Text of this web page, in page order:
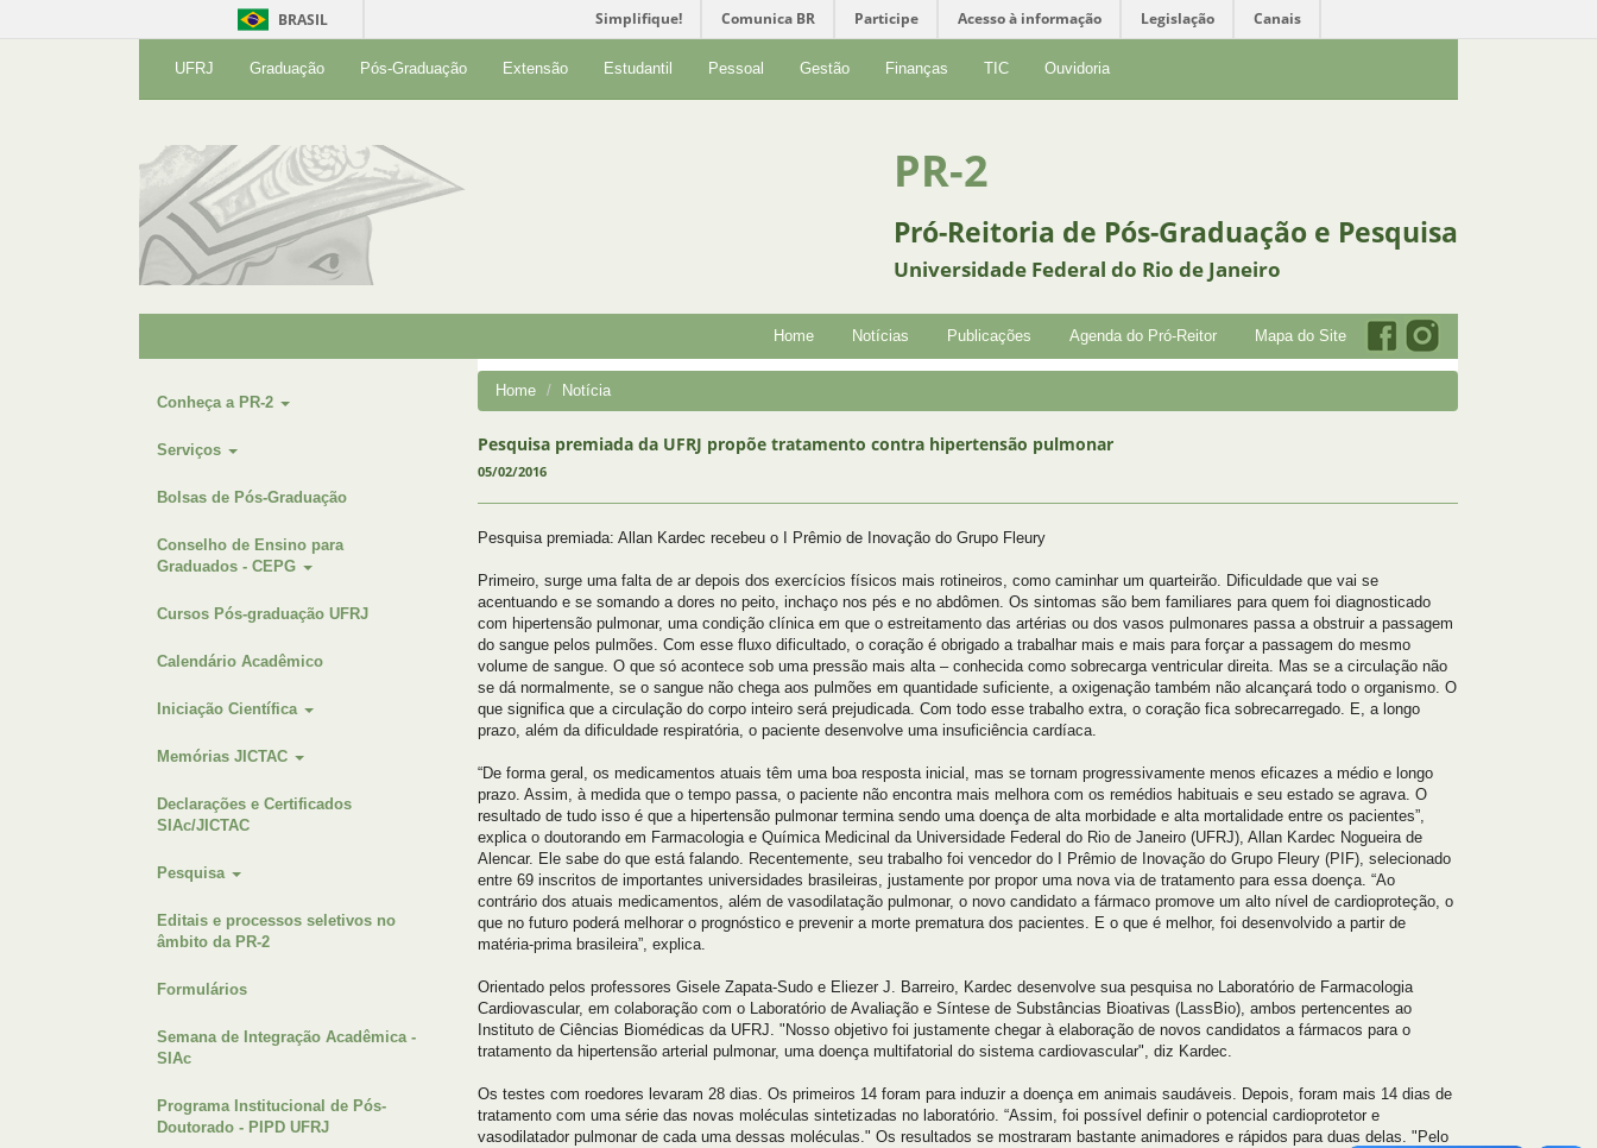
BRASIL Simplifique! Comunica BR Participe Acesso à informação Legislação Canais
UFRJ Graduação Pós-Graduação Extensão Estudantil Pessoal Gestão Finanças TIC Ouvidoria
PR-2
Pró-Reitoria de Pós-Graduação e Pesquisa
Universidade Federal do Rio de Janeiro
Home Notícias Publicações Agenda do Pró-Reitor Mapa do Site
Conheça a PR-2
Serviços
Bolsas de Pós-Graduação
Conselho de Ensino para
Graduados - CEPG
Cursos Pós-graduação UFRJ
Calendário Acadêmico
Iniciação Científica
Memórias JICTAC
Declarações e Certificados
SIAc/JICTAC
Pesquisa
Editais e processos seletivos no
âmbito da PR-2
Formulários
Semana de Integração Acadêmica -
SIAc
Programa Institucional de Pós-
Doutorado - PIPD UFRJ
Home Notícia
Pesquisa premiada da UFRJ propõe tratamento contra hipertensão pulmonar
05/02/2016
Pesquisa premiada: Allan Kardec recebeu o I Prêmio de Inovação do Grupo Fleury
Primeiro, surge uma falta de ar depois dos exercícios físicos mais rotineiros, como caminhar um quarteirão. Dificuldade que vai se
acentuando e se somando a dores no peito, inchaço nos pés e no abdômen. Os sintomas são bem familiares para quem foi diagnosticado
com hipertensão pulmonar, uma condição clínica em que o estreitamento das artérias ou dos vasos pulmonares passa a obstruir a passagem
do sangue pelos pulmões. Com esse fluxo dificultado, o coração é obrigado a trabalhar mais e mais para forçar a passagem do mesmo
volume de sangue. O que só acontece sob uma pressão mais alta – conhecida como sobrecarga ventricular direita. Mas se a circulação não
se dá normalmente, se o sangue não chega aos pulmões em quantidade suficiente, a oxigenação também não alcançará todo o organismo. O
que significa que a circulação do corpo inteiro será prejudicada. Com todo esse trabalho extra, o coração fica sobrecarregado. E, a longo
prazo, além da dificuldade respiratória, o paciente desenvolve uma insuficiência cardíaca.
“De forma geral, os medicamentos atuais têm uma boa resposta inicial, mas se tornam progressivamente menos eficazes a médio e longo
prazo. Assim, à medida que o tempo passa, o paciente não encontra mais melhora com os remédios habituais e seu estado se agrava. O
resultado de tudo isso é que a hipertensão pulmonar termina sendo uma doença de alta morbidade e alta mortalidade entre os pacientes”,
explica o doutorando em Farmacologia e Química Medicinal da Universidade Federal do Rio de Janeiro (UFRJ), Allan Kardec Nogueira de
Alencar. Ele sabe do que está falando. Recentemente, seu trabalho foi vencedor do I Prêmio de Inovação do Grupo Fleury (PIF), selecionado
entre 69 inscritos de importantes universidades brasileiras, justamente por propor uma nova via de tratamento para essa doença. “Ao
contrário dos atuais medicamentos, além de vasodilatação pulmonar, o novo candidato a fármaco promove um alto nível de cardioproteção, o
que no futuro poderá melhorar o prognóstico e prevenir a morte prematura dos pacientes. E o que é melhor, foi desenvolvido a partir de
matéria-prima brasileira”, explica.
Orientado pelos professores Gisele Zapata-Sudo e Eliezer J. Barreiro, Kardec desenvolve sua pesquisa no Laboratório de Farmacologia
Cardiovascular, em colaboração com o Laboratório de Avaliação e Síntese de Substâncias Bioativas (LassBio), ambos pertencentes ao
Instituto de Ciências Biomédicas da UFRJ. "Nosso objetivo foi justamente chegar à elaboração de novos candidatos a fármacos para o
tratamento da hipertensão arterial pulmonar, uma doença multifatorial do sistema cardiovascular", diz Kardec.
Os testes com roedores levaram 28 dias. Os primeiros 14 foram para induzir a doença em animais saudáveis. Depois, foram mais 14 dias de
tratamento com uma série das novas moléculas sintetizadas no laboratório. “Assim, foi possível definir o potencial cardioprotetor e
vasodilatador pulmonar de cada uma dessas moléculas." Os resultados se mostraram bastante animadores e rápidos para duas delas. "Pelo